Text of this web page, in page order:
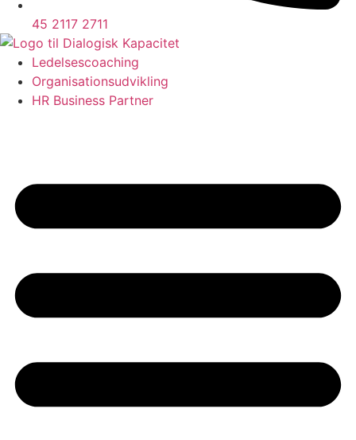
45 2117 2711
Ledelsescoaching
Organisationsudvikling
HR Business Partner